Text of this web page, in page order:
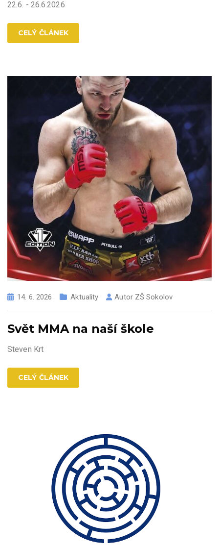
22.6. - 26.6.2026
CELÝ ČLÁNEK
14. 6. 2026 Aktuality Autor ZŠ Sokolov
Svět MMA na naší škole
Steven Krt
CELÝ ČLÁNEK